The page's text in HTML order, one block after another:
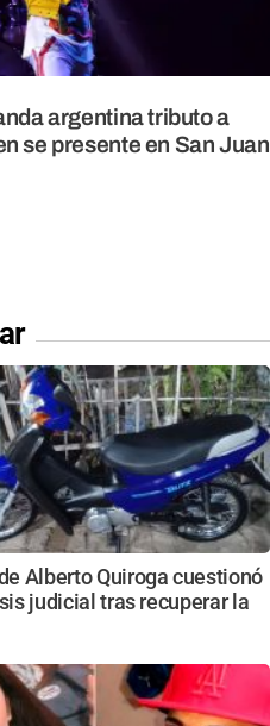
argentina tributo a
se presente en San Juan
Alberto Quiroga cuestionó
judicial tras recuperar la